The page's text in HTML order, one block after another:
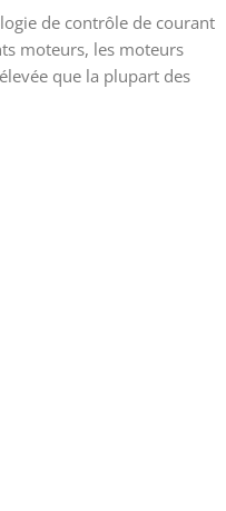
de contrôle de courant
moteurs, les moteurs
que la plupart des